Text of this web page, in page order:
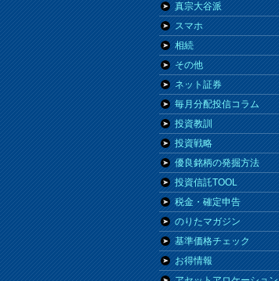
真宗大谷派
スマホ
相続
その他
ネット証券
毎月分配投信コラム
投資教訓
投資戦略
優良銘柄の発掘方法
投資信託TOOL
税金・確定申告
のりたマガジン
基準価格チェック
お得情報